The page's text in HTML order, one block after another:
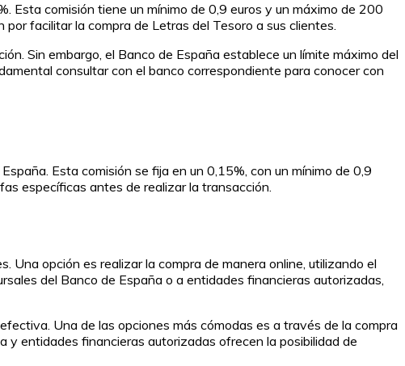
Esta comisión tiene un mínimo de 0,9 euros y un máximo de 200
facilitar la compra de Letras del Tesoro a sus clientes.
Sin embargo, el Banco de España establece un límite máximo del
consultar con el banco correspondiente para conocer con
Esta comisión se fija en un 0,15%, con un mínimo de 0,9
específicas antes de realizar la transacción.
Una opción es realizar la compra de manera online, utilizando el
del Banco de España o a entidades financieras autorizadas,
Una de las opciones más cómodas es a través de la compra
y entidades financieras autorizadas ofrecen la posibilidad de